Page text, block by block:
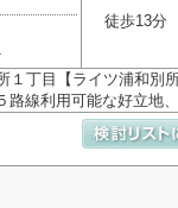
徒歩13分
１丁目【ライツ浦和別
路線利用可能な好立地